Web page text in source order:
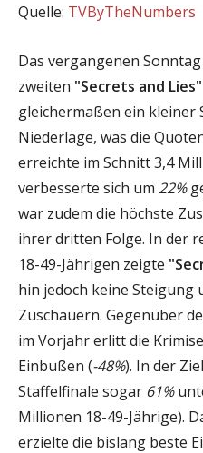
Quelle: TVByTheNumbers
Das vergangenen
zweiten "Secrets and Lies"
gleichermaßen ein kleiner
Niederlage, was die
erreichte im Schnitt 3,4
verbesserte sich um 22%
war zudem die höchste
ihrer dritten Folge. In der
18-49-Jährigen zeigte
hin jedoch keine Steigung
Zuschauern. Gegenüber
im Vorjahr erlitt die
Einbußen (-48%). In der
Staffelfinale sogar 61%
Millionen 18-49-Jährige).
erzielte die bislang beste